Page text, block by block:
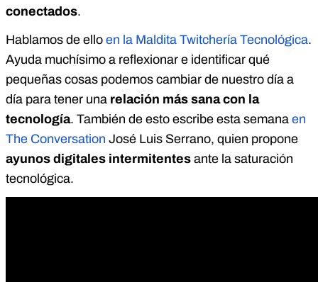
conectados.
Hablamos de ello en la Maldita Twitchería Tecnológica.
Ayuda muchísimo a reflexionar e identificar qué
pequeñas cosas podemos cambiar de nuestro día a
día para tener una relación más sana con la
tecnología. También de esto escribe esta semana en
The Conversation José Luis Serrano, quien propone
ayunos digitales intermitentes ante la saturación
tecnológica.